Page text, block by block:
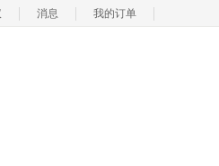
消息 我的订单